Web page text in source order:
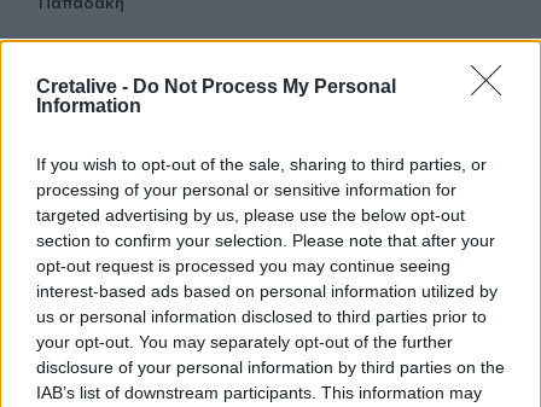
Cretalive - Do Not Process My Personal
Information
If you wish to opt-out of the sale, sharing to third parties, or
processing of your personal or sensitive information for
targeted advertising by us, please use the below opt-out
section to confirm your selection. Please note that after your
opt-out request is processed you may continue seeing
interest-based ads based on personal information utilized by
us or personal information disclosed to third parties prior to
your opt-out. You may separately opt-out of the further
disclosure of your personal information by third parties on the
IAB’s list of downstream participants. This information may
Εύβοια: Ιερέας έσωσε 78χρονη από πνιγμό
Οι «δικαιότεροι φόροι… για τους ισχυρούς» του Αλέξη
Τσίπρα, τι ακριβώς σημαίνουν ;
17:47
Παρέμβαση εισαγγελέα για το ελικόπτερο που
προσγειώθηκε δίπλα σε λουόμενους στη Μήλο
17:42
Κρίσιμες ελλείψεις αίματος - Έκκληση της ΕΟΘΑ για
αιμοδοσία